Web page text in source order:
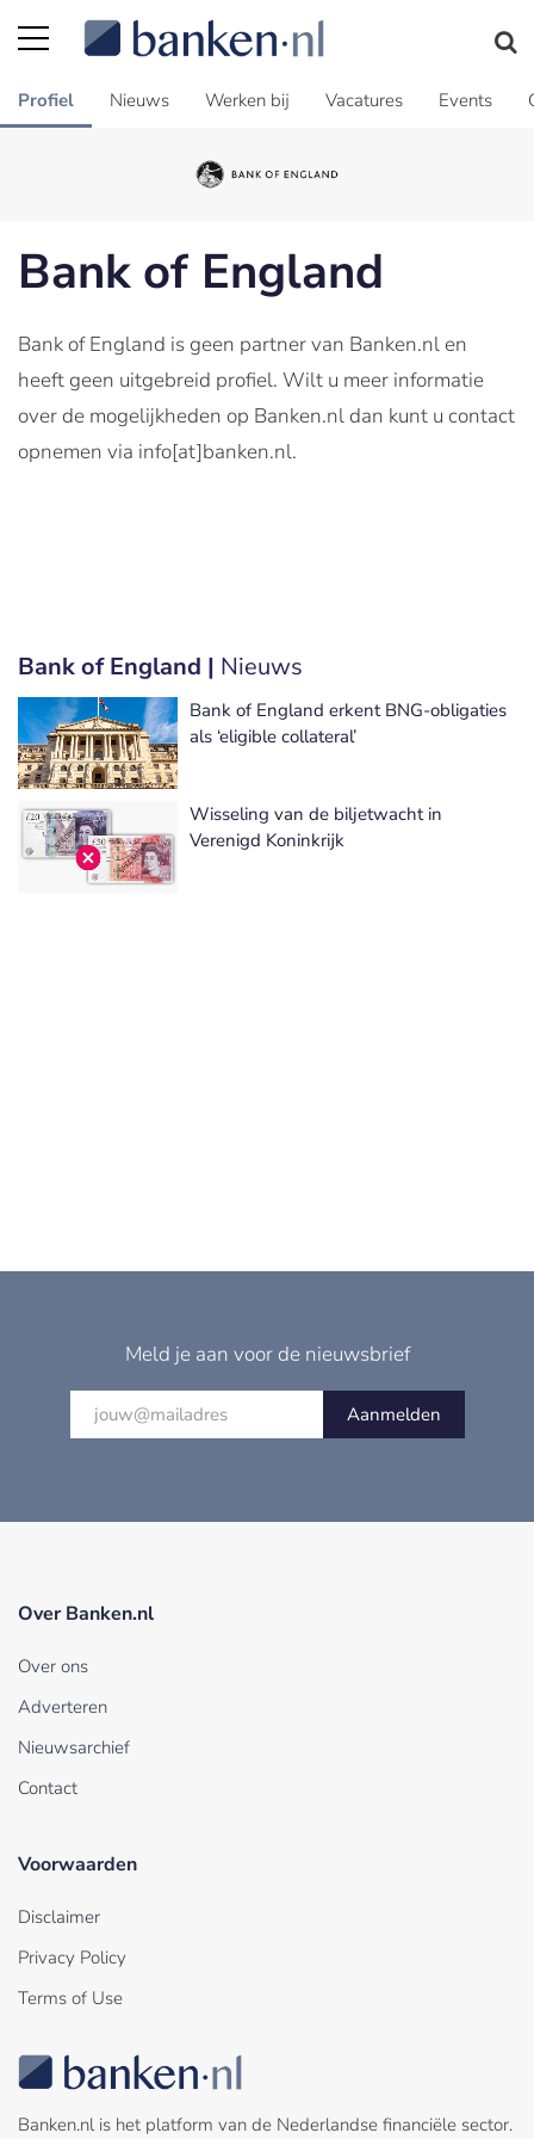
Profiel Nieuws Werken bij Vacatures Events
Bank of England
Bank of England is geen partner van Banken.nl en
heeft geen uitgebreid profiel. Wilt u meer informatie
over de mogelijkheden op Banken.nl dan kunt u contact
opnemen via info[at]banken.nl.
Bank of England | Nieuws
Bank of England erkent BNG-obligaties
als ‘eligible collateral’
Wisseling van de biljetwacht in
Verenigd Koninkrijk
Meld je aan voor de nieuwsbrief
Aanmelden
Over Banken.nl
Over ons
Adverteren
Nieuwsarchief
Contact
Voorwaarden
Disclaimer
Privacy Policy
Terms of Use
Banken.nl is het platform van de Nederlandse financiële sector.